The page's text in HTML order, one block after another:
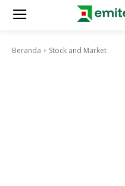
Beranda Stock and Market